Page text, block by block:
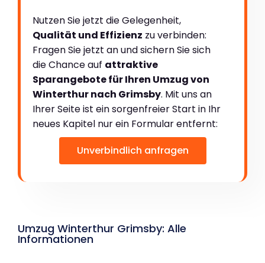
Nutzen Sie jetzt die Gelegenheit,
Qualität und Effizienz zu verbinden:
Fragen Sie jetzt an und sichern Sie sich
die Chance auf attraktive
Sparangebote für Ihren Umzug von
Winterthur nach Grimsby. Mit uns an
Ihrer Seite ist ein sorgenfreier Start in Ihr
neues Kapitel nur ein Formular entfernt:
Unverbindlich anfragen
Umzug Winterthur Grimsby: Alle
Informationen